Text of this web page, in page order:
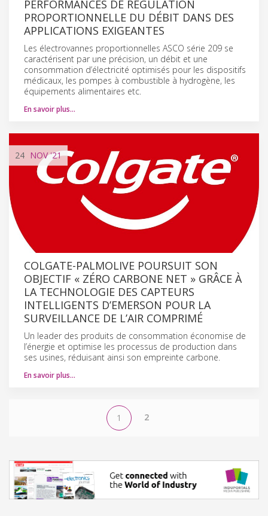
PERFORMANCES DE RÉGULATION
PROPORTIONNELLE DU DÉBIT DANS DES
APPLICATIONS EXIGEANTES
Les électrovannes proportionnelles ASCO série 209 se
caractérisent par une précision, un débit et une
consommation d’électricité optimisés pour les dispositifs
médicaux, les pompes à combustible à hydrogène, les
équipements alimentaires etc.
En savoir plus…
24 NOV'21
COLGATE-PALMOLIVE POURSUIT SON
OBJECTIF « ZÉRO CARBONE NET » GRÂCE À
LA TECHNOLOGIE DES CAPTEURS
INTELLIGENTS D’EMERSON POUR LA
SURVEILLANCE DE L’AIR COMPRIMÉ
Un leader des produits de consommation économise de
l’énergie et optimise les processus de production dans
ses usines, réduisant ainsi son empreinte carbone.
En savoir plus…
1 2